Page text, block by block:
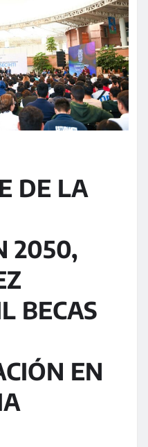
DE LA
2050,
BECAS
EN